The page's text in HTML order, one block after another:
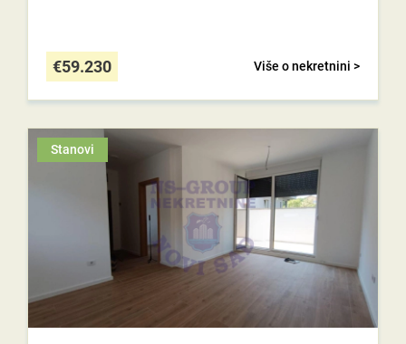
Više o nekretnini >
€59.230
Stanovi